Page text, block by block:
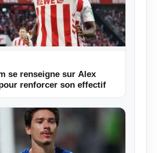
se renseigne sur Alex
renforcer son effectif